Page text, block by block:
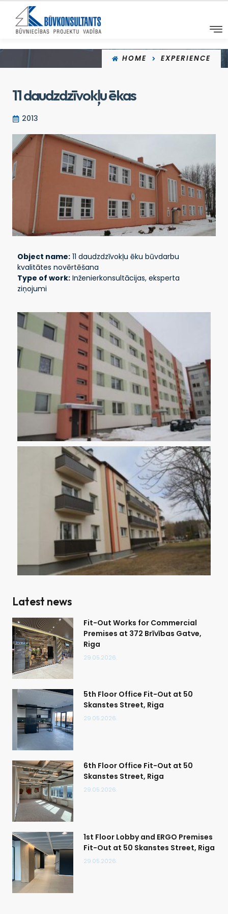
HOME EXPERIENCE
11 daudzdzīvokļu ēkas
2013
Object name: 11 daudzdzīvokļu ēku būvdarbu
kvalitātes novērtēšana
Type of work: Inženierkonsultācijas, eksperta
ziņojumi
Latest news
Fit-Out Works for Commercial
Premises at 372 Brīvības Gatve,
Riga
29.05.2026.
5th Floor Office Fit-Out at 50
Skanstes Street, Riga
29.05.2026.
6th Floor Office Fit-Out at 50
Skanstes Street, Riga
29.05.2026.
1st Floor Lobby and ERGO Premises
Fit-Out at 50 Skanstes Street, Riga
29.05.2026.